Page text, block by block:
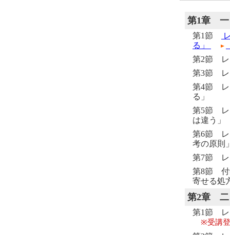
第1章
第1節
る」
第2節 レ
第3節 レ
第4節 レ
る」
第5節 レ
は違う」
第6節 レ
考の原則
第7節 レ
第8節 付
寄せる処
第2章
第1節 レ
※受講